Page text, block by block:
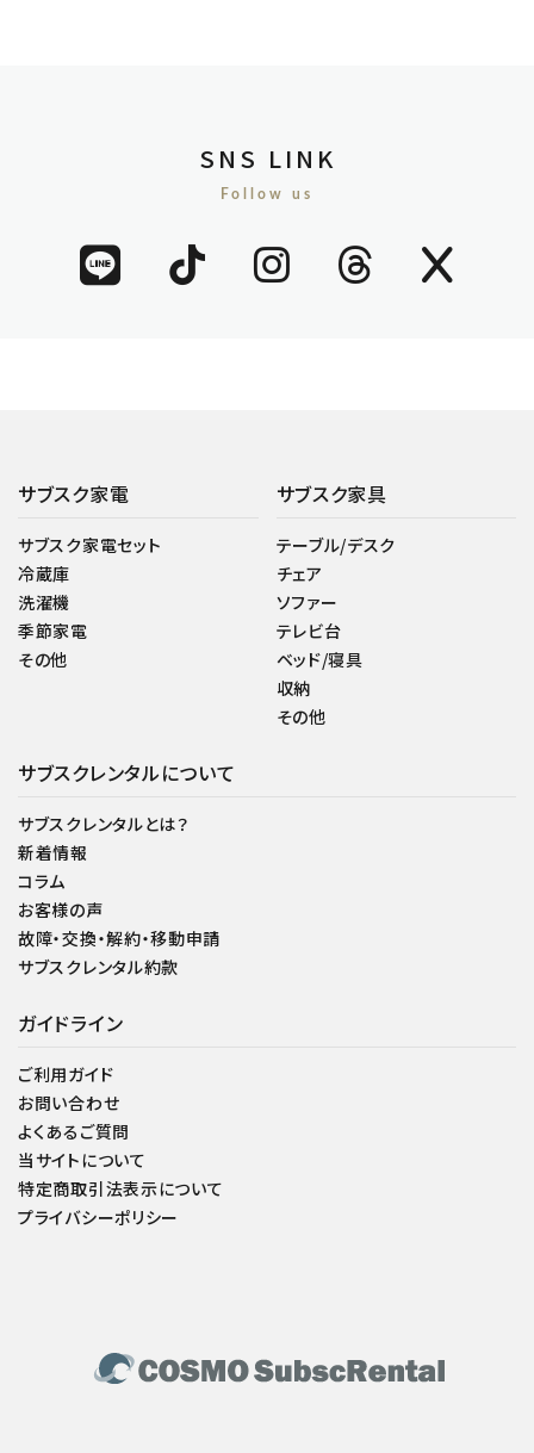
SNS LINK
Follow us
サブスク家電
サブスク家電セット
冷蔵庫
洗濯機
季節家電
その他
サブスク家具
テーブル/デスク
チェア
ソファー
テレビ台
ベッド/寝具
収納
その他
サブスクレンタルについて
サブスクレンタルとは？
新着情報
コラム
お客様の声
故障・交換・解約・移動申請
サブスクレンタル約款
ガイドライン
ご利用ガイド
お問い合わせ
よくあるご質問
当サイトについて
特定商取引法表示について
プライバシーポリシー